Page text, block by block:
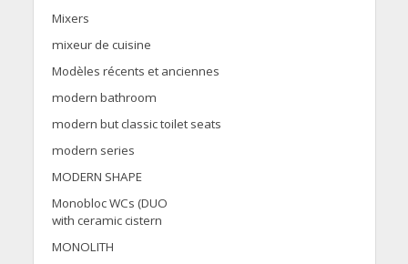
Mixers
mixeur de cuisine
Modèles récents et anciennes
modern bathroom
modern but classic toilet seats
modern series
MODERN SHAPE
Monobloc WCs (DUO
with ceramic cistern
MONOLITH